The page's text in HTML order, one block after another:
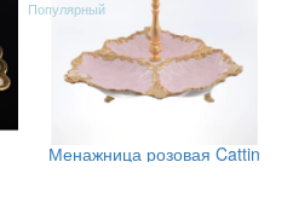
Популярный
Менажница розовая Cattin